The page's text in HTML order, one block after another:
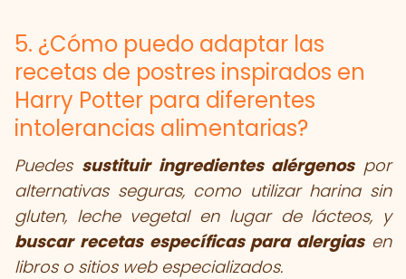
5. ¿Cómo puedo adaptar las
recetas de postres inspirados en
Harry Potter para diferentes
intolerancias alimentarias?
Puedes sustituir ingredientes alérgenospor
alternativas seguras, como utilizar harina sin
gluten, leche vegetal en lugar de lácteos, y
buscar recetas específicas para alergiasen
libros o sitios web especializados.